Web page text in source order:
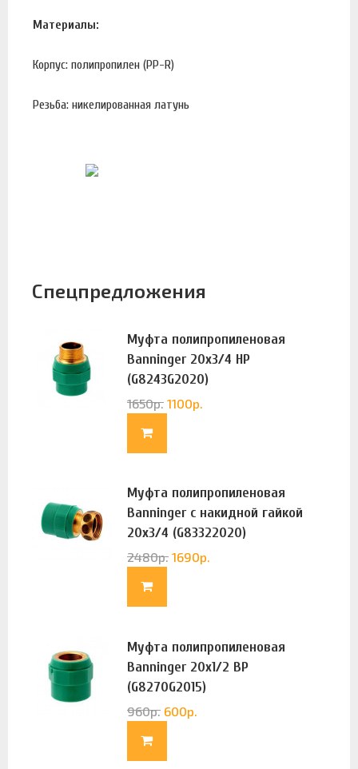
Материалы:
Корпус: полипропилен (PP-R)
Резьба: никелированная латунь
Спецпредложения
Муфта полипропиленовая
Banninger 20х3/4 НР
(G8243G2020)
1650р. 1100р.
Муфта полипропиленовая
Banninger с накидной гайкой
20х3/4 (G83322020)
2480р. 1690р.
Муфта полипропиленовая
Banninger 20х1/2 ВР
(G8270G2015)
960р. 600р.